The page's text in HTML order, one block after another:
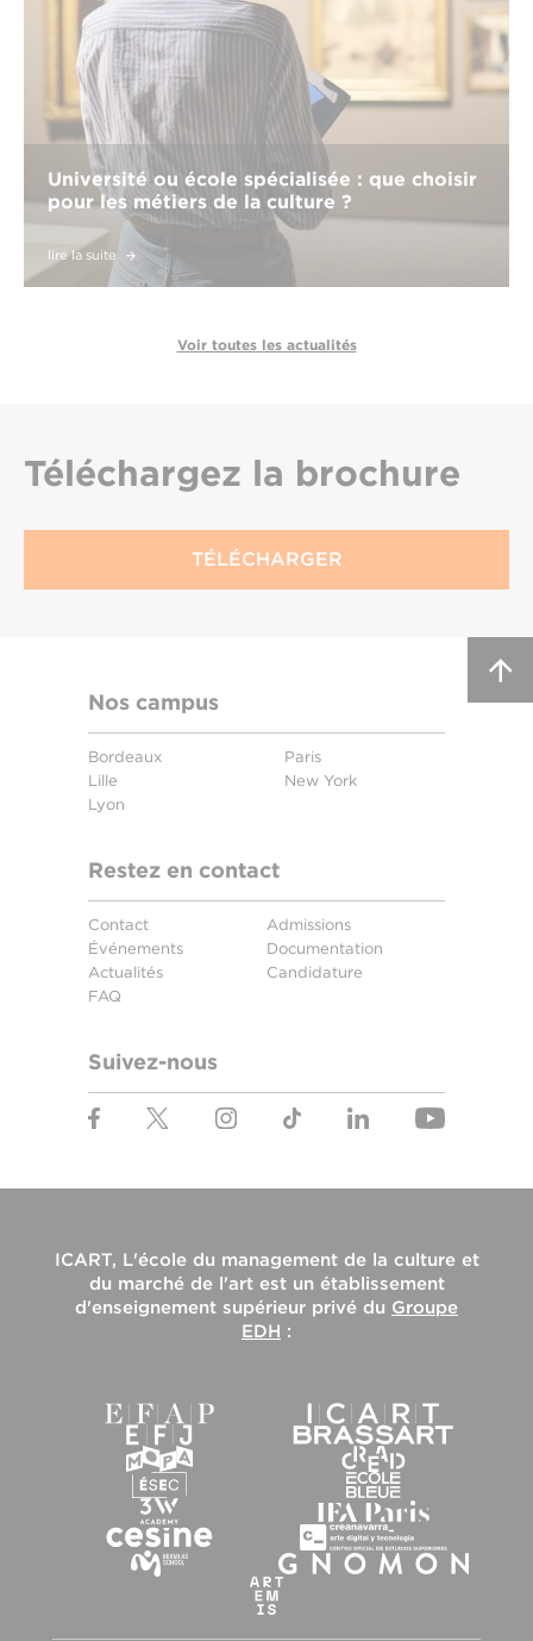
Université ou école spécialisée : que choisir
pour les métiers de la culture ?
lire la suite
Voir toutes les actualités
Téléchargez la brochure
TÉLÉCHARGER
Nos campus
Bordeaux
Lille
Lyon
Paris
New York
Restez en contact
Contact
Événements
Actualités
FAQ
Admissions
Documentation
Candidature
Suivez-nous
ICART, L'école du management de la culture et
du marché de l'artest un établissement
d'enseignement supérieur privé du Groupe
EDH :